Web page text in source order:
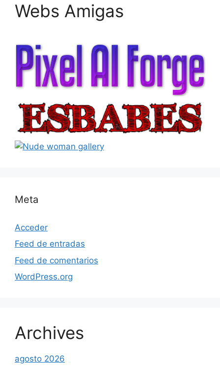
Webs Amigas
Meta
Acceder
Feed de entradas
Feed de comentarios
WordPress.org
Archives
agosto 2026